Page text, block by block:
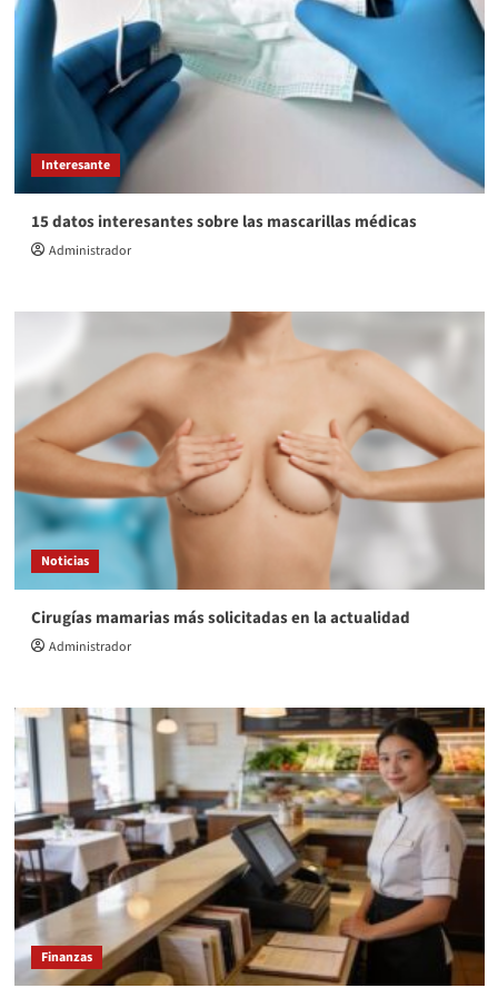
Interesante
15 datos interesantes sobre las mascarillas médicas
Administrador
Noticias
Cirugías mamarias más solicitadas en la actualidad
Administrador
Finanzas